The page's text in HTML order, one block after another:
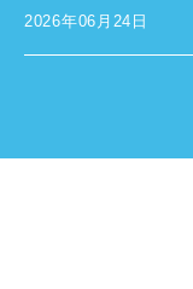
2026年06月24日